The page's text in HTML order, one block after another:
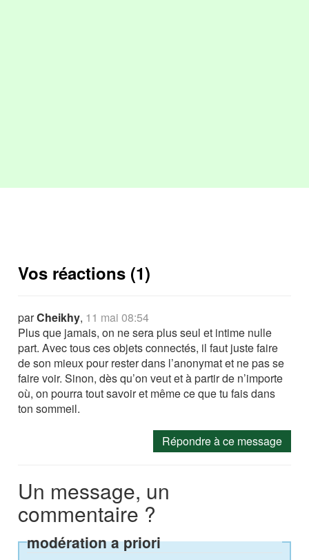
Vos réactions (1)
parCheikhy, 11 mai 08:54
Plus que jamais, on ne sera plus seul et intime nulle
part. Avec tous ces objets connectés, il faut juste faire
de son mieux pour rester dans l’anonymat et ne pas se
faire voir. Sinon, dès qu’on veut et à partir de n’importe
où, on pourra tout savoir et même ce que tu fais dans
ton sommeil.
Répondre à ce message
Un message, un
commentaire ?
modération a priori